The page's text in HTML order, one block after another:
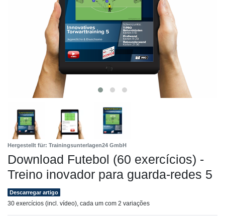
Hergestellt für: Trainingsunterlagen24 GmbH
Download Futebol (60 exercícios) -
Treino inovador para guarda-redes 5
Descarregar artigo
30 exercícios (incl. vídeo), cada um com 2 variações